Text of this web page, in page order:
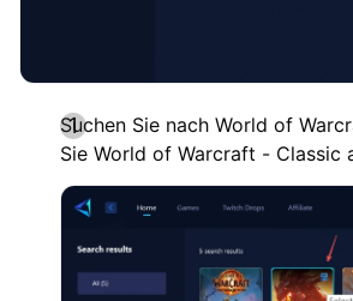
Suchen Sie nach World of
Sie World of Warcraft - Classic